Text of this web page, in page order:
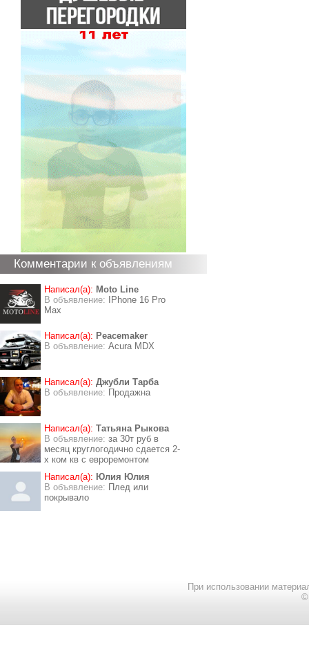
Комментарии к объявлениям
Написал(а): Moto Line
В объявление:
IPhone 16 Pro
Max
Написал(а): Peacemaker
В объявление: Acura MDX
Написал(а): Джубли Тарба
В объявление: Продажна
Написал(а): Татьяна Рыкова
В объявление: за 30т руб в
месяц круглогодично сдается 2-
х ком кв с евроремонтом
Написал(а): Юлия Юлия
В объявление: Плед или
покрывало
При использовании